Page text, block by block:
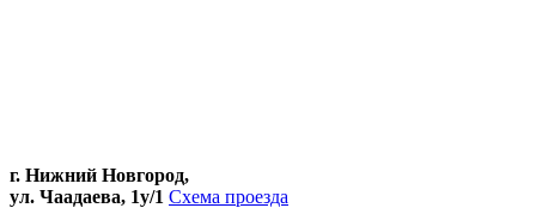
г. Нижний Новгород,
ул. Чаадаева, 1у/1 Схема проезда